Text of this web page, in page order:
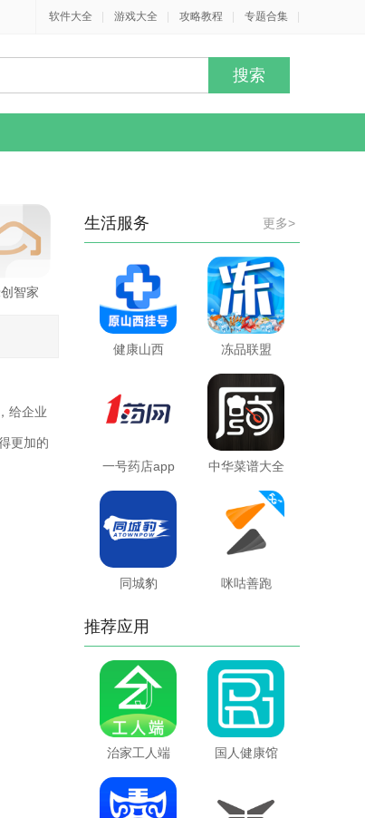
软件大全 游戏大全 攻略教程 专题合集
智家
给企业
更加的
更多>
生活服务
健康山西 冻品联盟
一号药店app 中华菜谱大全
同城豹 咪咕善跑
推荐应用
治家工人端 国人健康馆